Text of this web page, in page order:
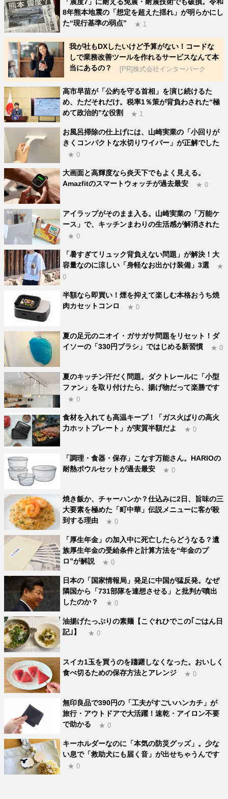
8年熊本地震の「想定を超えた揺れ」が明らかにし
た“現行基準の弱点”
★ 1
我が社もDXしたいけど予算がない！コードな
しで業務改善ツールを作れるサービスなんて本
当にあるの？
[PR]株式会社インターパーク
高市早苗が「公約を守る首相」を演じ続けるた
め、ただそれだけ。税率1％策が背負わされた“極
めて政治的”な役割
★ 1
お風呂掃除の仕上げには、山崎実業の「小回りが
きくコンパクトな水切りワイパー」が正解でした
★ 0
大画面と高輝度なら炎天下でもよく見える。
Amazfitのスマートウォッチが過去最安
★ 0
アイラップがそのまま入る。山崎実業の「万能ケ
ース」で、キッチンまわりの生活感が解消された
★ 0
「暑すぎてリュック背負えない問題」が解決！大
容量なのに涼しい「身軽なお出かけ装備」3選
★
0
半額なら即買い！煙を抑えて楽しむ本格おうち焼
肉カセットコンロ
★ 0
夏の足元のニオイ・ガサガサ問題をリセット！ダ
イソーの「330円ブラシ」ではじめる新習慣
★ 0
夏のキッチン汗だく問題。ダクトレールに「小型
ファン」を取り付けたら、揚げ物だって楽勝です
★ 0
食材を入れても高温キープ！「ガス火ばりの高火
力ホットプレート」が実質半額だよ
★ 0
「調理・食器・保存」こなす万能さん。HARIOの
耐熱ボウルセットが過去最安
★ 0
焼き飯か、チャーハンか？仕込みに2日、旨味の三
大要素を極めた「町中華」伝説メニューに客が殺
到する理由
★ 0
「厚生年金」の加入中に死亡したらどうなる？遺
族厚生年金の受給条件と計算方法を“年金のプ
ロ”が解説
★ 0
日本の「国家情報局」発足に中国が猛反発。なぜ
隣国から「731部隊を連想させる」と批判が噴出
したのか？
★ 0
油揚げたっぷりの素麺【こぐれひでこの｢ごはん日
記｣】
★ 0
スイカ1玉を買うのを躊躇しなくなった。おいしく
食べ切るための保存方法とアレンジ
★ 0
無印良品で390円の「工夫がすごいハンカチ」が
旅行・アウトドアで大活躍！速乾・アイロン不要
で助かる
★ 0
キーホルダーなのに「本気の防災グッズ」。少な
い息で「救助犬にも届く音」が出せちゃうんです
★ 0